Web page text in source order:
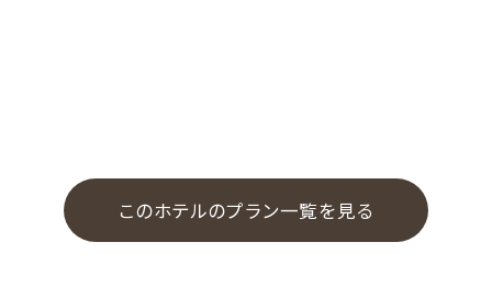
このホテルのプラン一覧を見る